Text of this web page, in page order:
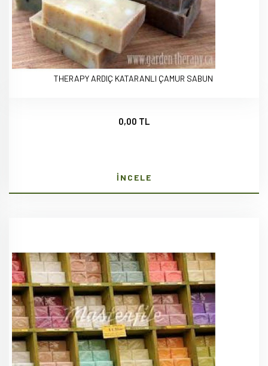
THERAPY ARDIÇ KATARANLI ÇAMUR SABUN
0,00 TL
İNCELE